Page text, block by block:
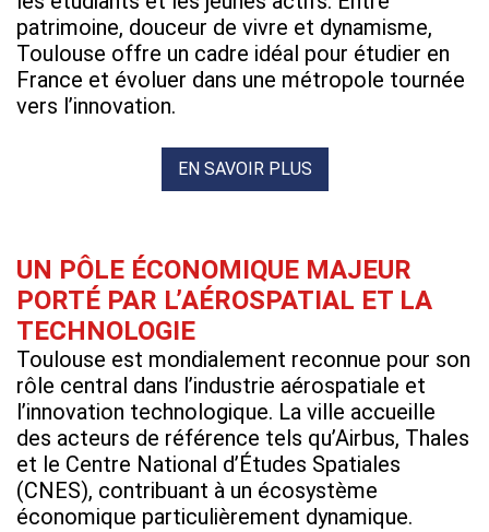
patrimoine, douceur de vivre et dynamisme,
Toulouse offre un cadre idéal pour étudier en
France et évoluer dans une métropole tournée
vers l’innovation.
EN SAVOIR PLUS
UN PÔLE ÉCONOMIQUE MAJEUR
PORTÉ PAR L’AÉROSPATIAL ET LA
TECHNOLOGIE
Toulouse est mondialement reconnue pour son
rôle central dans l’industrie aérospatiale et
l’innovation technologique. La ville accueille
des acteurs de référence tels qu’Airbus, Thales
et le Centre National d’Études Spatiales
(CNES), contribuant à un écosystème
économique particulièrement dynamique.